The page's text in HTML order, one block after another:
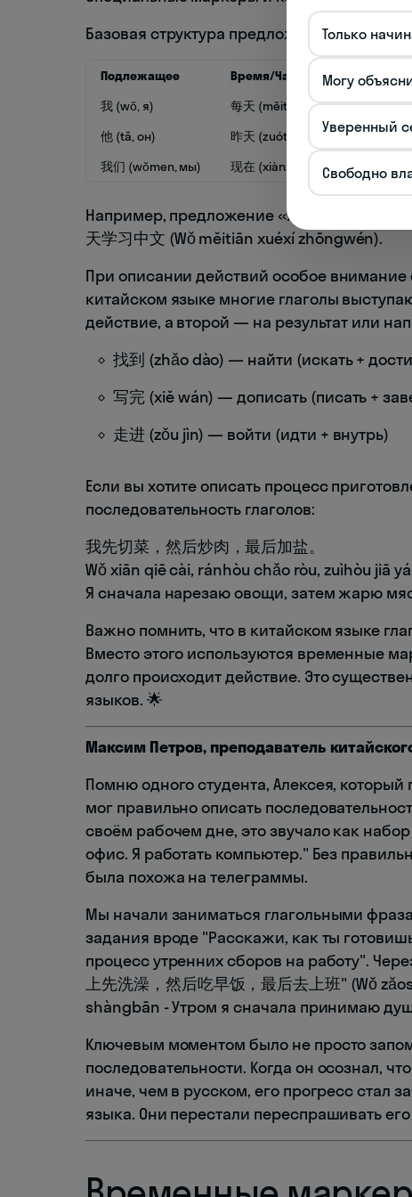
Базовая структура предложения с
Подлежащее Время/Частота
我 (wǒ, я)
每天 (měitiān, каждый день)
他 (tā, он)
昨天 (zuótiān, вчера)
我们 (wǒmen, мы)
现在 (xiànzài, сейчас)
Например, предложение «Я каждый день
天学习中文 (Wǒ měitiān xuéxí zhōngwén).
При описании действий особое внимание
китайском языке многие глаголы
действие, а второй — на результат или
找到 (zhǎo dào) — найти (искать +
写完 (xiě wán) — дописать (писать +
走进 (zǒu jìn) — войти (идти + внутрь)
Если вы хотите описать процесс
последовательность глаголов:
我先切菜，然后炒肉，最后加盐。
Wǒ xiān qiē cài, ránhòu chǎo ròu, zuìhòu jiā
Я сначала нарезаю овощи, затем жарю
Важно помнить, что в китайском языке
Вместо этого используются временные
долго происходит действие. Это
языков. 🌟
Максим Петров, преподаватель
Помню одного студента, Алексея,
мог правильно описать
своём рабочем дне, это звучало как
офис. Я работать компьютер." Без
была похожа на телеграммы.
Мы начали заниматься глагольными
задания вроде "Расскажи, как ты
процесс утренних сборов на работу".
上先洗澡，然后吃早饭，最后去上班" (Wǒ
shàngbān - Утром я сначала принимаю
Ключевым моментом было не просто
последовательности. Когда он осознал,
иначе, чем в русском, его прогресс стал
языка. Они перестали переспрашивать
Только
Могу
Уверенный
Свободно